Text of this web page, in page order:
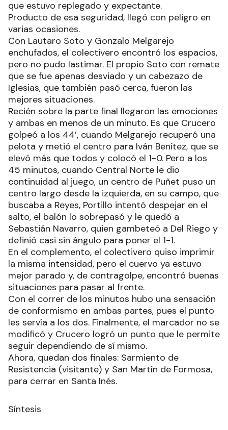
que estuvo replegado y expectante.
Producto de esa seguridad, llegó con peligro en
varias ocasiones.
Con Lautaro Soto y Gonzalo Melgarejo
enchufados, el colectivero encontró los espacios,
pero no pudo lastimar. El propio Soto con remate
que se fue apenas desviado y un cabezazo de
Iglesias, que también pasó cerca, fueron las
mejores situaciones.
Recién sobre la parte final llegaron las emociones
y ambas en menos de un minuto. Es que Crucero
golpeó a los 44’, cuando Melgarejo recuperó una
pelota y metió el centro para Iván Benítez, que se
elevó más que todos y colocó el 1-0. Pero a los
45 minutos, cuando Central Norte le dio
continuidad al juego, un centro de Puñet puso un
centro largo desde la izquierda, en su campo, que
buscaba a Reyes, Portillo intentó despejar en el
salto, el balón lo sobrepasó y le quedó a
Sebastián Navarro, quien gambeteó a Del Riego y
definió casi sin ángulo para poner el 1-1.
En el complemento, el colectivero quiso imprimir
la misma intensidad, pero el cuervo ya estuvo
mejor parado y, de contragolpe, encontró buenas
situaciones para pasar al frente.
Con el correr de los minutos hubo una sensación
de conformismo en ambas partes, pues el punto
les servía a los dos. Finalmente, el marcador no se
modificó y Crucero logró un punto que le permite
seguir dependiendo de sí mismo.
Ahora, quedan dos finales: Sarmiento de
Resistencia (visitante) y San Martín de Formosa,
para cerrar en Santa Inés.
Síntesis